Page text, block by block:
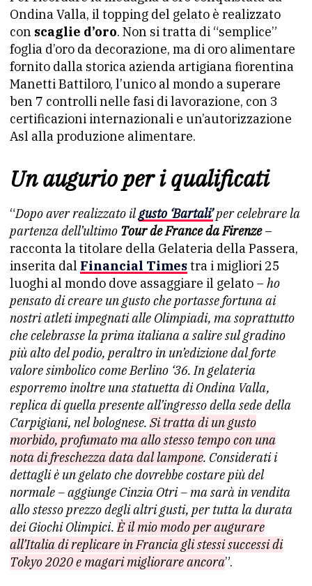
Ondina Valla, il topping del gelato è realizzato
con scaglie d’oro. Non si tratta di “semplice”
foglia d’oro da decorazione, ma di oro alimentare
fornito dalla storica azienda artigiana fiorentina
Manetti Battiloro, l’unico al mondo a superare
ben 7 controlli nelle fasi di lavorazione, con 3
certificazioni internazionali e un’autorizzazione
Asl alla produzione alimentare.
Un augurio per i qualificati
“Dopo aver realizzato ilgusto ‘Bartali’per celebrare la
partenza dell’ultimo Tour de France da Firenze–
racconta la titolare della Gelateria della Passera,
inserita dal Financial Timestra i migliori 25
luoghi al mondo dove assaggiare il gelato – ho
pensato di creare un gusto che portasse fortuna ai
nostri atleti impegnati alle Olimpiadi, ma soprattutto
che celebrasse la prima italiana a salire sul gradino
più alto del podio, peraltro in un’edizione dal forte
valore simbolico come Berlino ‘36. In gelateria
esporremo inoltre una statuetta di Ondina Valla,
replica di quella presente all’ingresso della sede della
Carpigiani, nel bolognese. Si tratta di un gusto
morbido, profumato ma allo stesso tempo con una
nota di freschezza data dal lampone. Considerati i
dettagli è un gelato che dovrebbe costare più del
normale – aggiunge Cinzia Otri – ma sarà in vendita
allo stesso prezzo degli altri gusti, per tutta la durata
dei Giochi Olimpici.È il mio modo per augurare
all’Italia di replicare in Francia gli stessi successi di
Tokyo 2020 e magari migliorare ancora”.